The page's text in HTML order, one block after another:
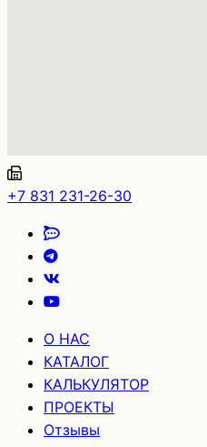
+7 831 231-26-30
О НАС
КАТАЛОГ
КАЛЬКУЛЯТОР
ПРОЕКТЫ
Отзывы